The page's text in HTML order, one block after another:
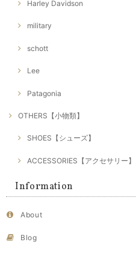
Harley Davidson
military
schott
Lee
Patagonia
OTHERS【小物類】
SHOES【シューズ】
ACCESSORIES【アクセサリー】
Information
About
Blog